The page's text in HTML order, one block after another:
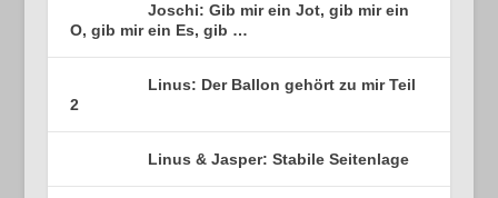
Joschi: Gib mir ein Jot, gib mir ein
O, gib mir ein Es, gib …
Linus: Der Ballon gehört zu mir Teil
2
Linus & Jasper: Stabile Seitenlage